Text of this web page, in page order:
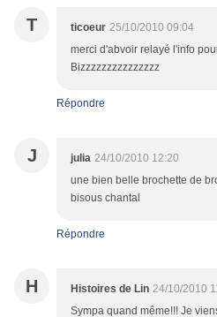
T ticoeur 25/10/2010 09:04
merci d'abvoir relayé l'info
Bizzzzzzzzzzzzzzz
Répondre
J julia 24/10/2010 12:20
une bien belle brochette de
bisous chantal
Répondre
H Histoires de Lin 24/10/2010
Sympa quand même!!! Je